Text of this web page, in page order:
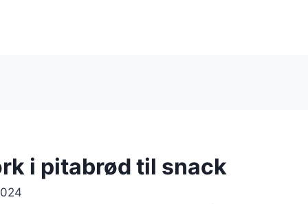
i pitabrød til snack